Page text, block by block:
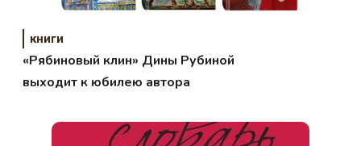
книги
«Рябиновый клин» Дины Рубиной
выходит к юбилею автора